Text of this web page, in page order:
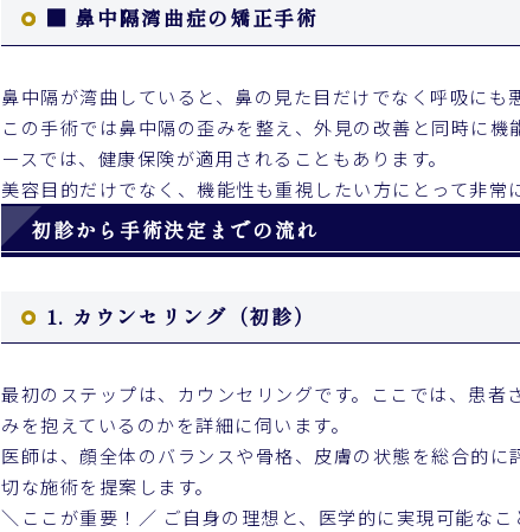
■ 鼻中隔湾曲症の矯正手術
鼻中隔が湾曲していると、鼻の見た目だけでなく呼吸にも
この手術では鼻中隔の歪みを整え、外見の改善と同時に
ースでは、健康保険が適用されることもあります。
美容目的だけでなく、機能性も重視したい方にとって非常
初診から手術決定までの流れ
1. カウンセリング（初診）
最初のステップは、カウンセリングです。ここでは、患
みを抱えているのかを詳細に伺います。
医師は、顔全体のバランスや骨格、皮膚の状態を総合的
切な施術を提案します。
＼ここが重要！／ ご自身の理想と、医学的に実現可能な